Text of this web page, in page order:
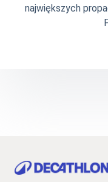
największych